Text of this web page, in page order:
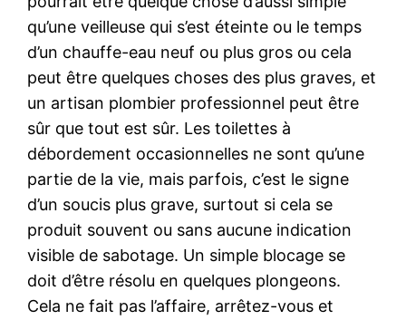
qu’une veilleuse qui s’est éteinte ou le temps
d’un chauffe-eau neuf ou plus gros ou cela
peut être quelques choses des plus graves, et
un artisan plombier professionnel peut être
sûr que tout est sûr. Les toilettes à
débordement occasionnelles ne sont qu’une
partie de la vie, mais parfois, c’est le signe
d’un soucis plus grave, surtout si cela se
produit souvent ou sans aucune indication
visible de sabotage. Un simple blocage se
doit d’être résolu en quelques plongeons.
Cela ne fait pas l’affaire, arrêtez-vous et